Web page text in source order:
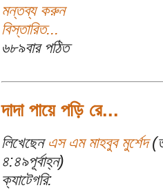
মন্তব্য করুন
বিস্তারিত...
৬৮৯বার পঠিত
দাদা পায়ে পড়ি রে...
লিখেছেন এস এম মাহবুব মুর্শেদ
৪:৪৯পূর্বাহ্ন)
ক্যাটেগরি: